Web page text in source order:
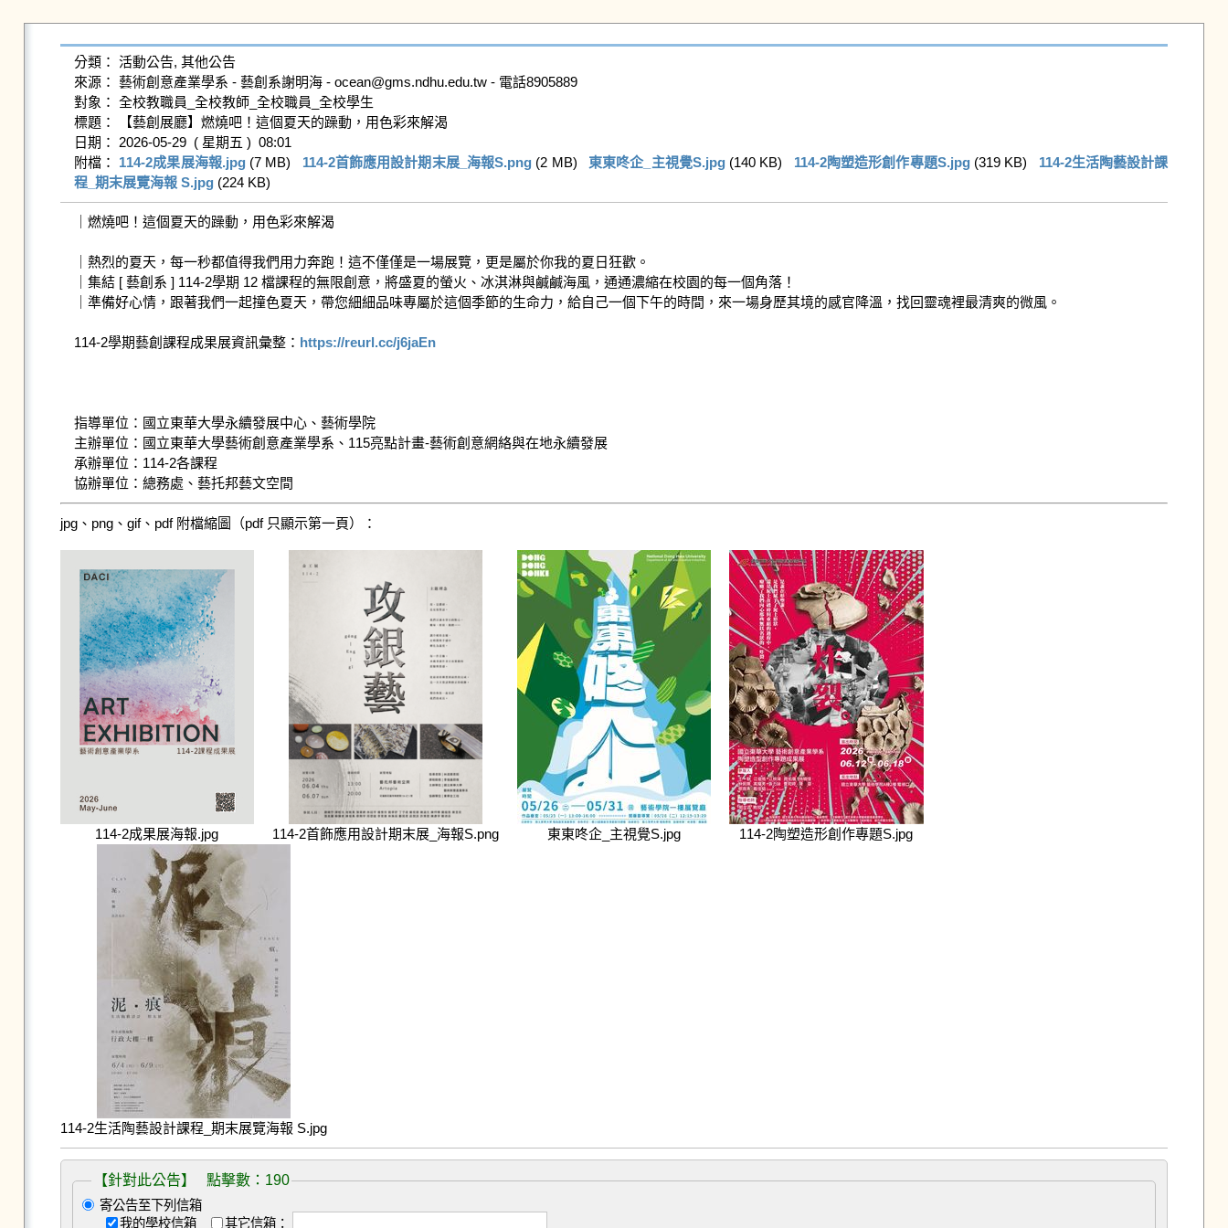
分類： 活動公告, 其他公告
來源： 藝術創意產業學系 - 藝創系謝明海 - ocean@gms.ndhu.edu.tw - 電話8905889
對象： 全校教職員_全校教師_全校職員_全校學生
標題： 【藝創展廳】燃燒吧！這個夏天的躁動，用色彩來解渴
日期： 2026-05-29  ( 星期五 )  08:01
附檔： 114-2成果展海報.jpg (7 MB) 114-2首飾應用設計期末展_海報S.png (2 MB) 東東咚企_主視覺S.jpg (140 KB) 114-2陶塑造形創作專題S.jpg (319 KB) 114-2生活陶藝設計課
程_期末展覽海報 S.jpg (224 KB)
｜燃燒吧！這個夏天的躁動，用色彩來解渴
｜熱烈的夏天，每一秒都值得我們用力奔跑！這不僅僅是一場展覽，更是屬於你我的夏日狂歡。
｜集結 [ 藝創系 ] 114-2學期 12 檔課程的無限創意，將盛夏的螢火、冰淇淋與鹹鹹海風，通通濃縮在校園的每一個角落！
｜準備好心情，跟著我們一起撞色夏天，帶您細細品味專屬於這個季節的生命力，給自己一個下午的時間，來一場身歷其境的感官降溫，找回靈魂裡最清爽的微風。
114-2學期藝創課程成果展資訊彙整： https://reurl.cc/j6jaEn
指導單位：國立東華大學永續發展中心、藝術學院
主辦單位：國立東華大學藝術創意產業學系、115亮點計畫-藝術創意網絡與在地永續發展
承辦單位：114-2各課程
jpg、png、gif、pdf 附檔縮圖（pdf 只顯示第一頁）：
114-2成果展海報.jpg 114-2首飾應用設計期末展_海報S.png 東東咚企_主視覺S.jpg 114-2陶塑造形創作專題S.jpg
114-2生活陶藝設計課程_期末展覽海報 S.jpg
【針對此公告】 點擊數：190
寄公告至下列信箱
我的學校信箱
其它信箱：